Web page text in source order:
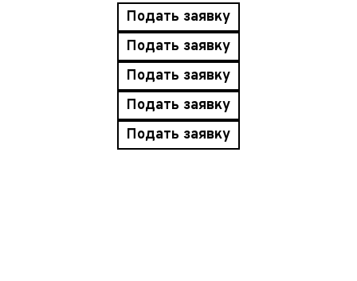
Подать заявку
Подать заявку
Подать заявку
Подать заявку
Подать заявку